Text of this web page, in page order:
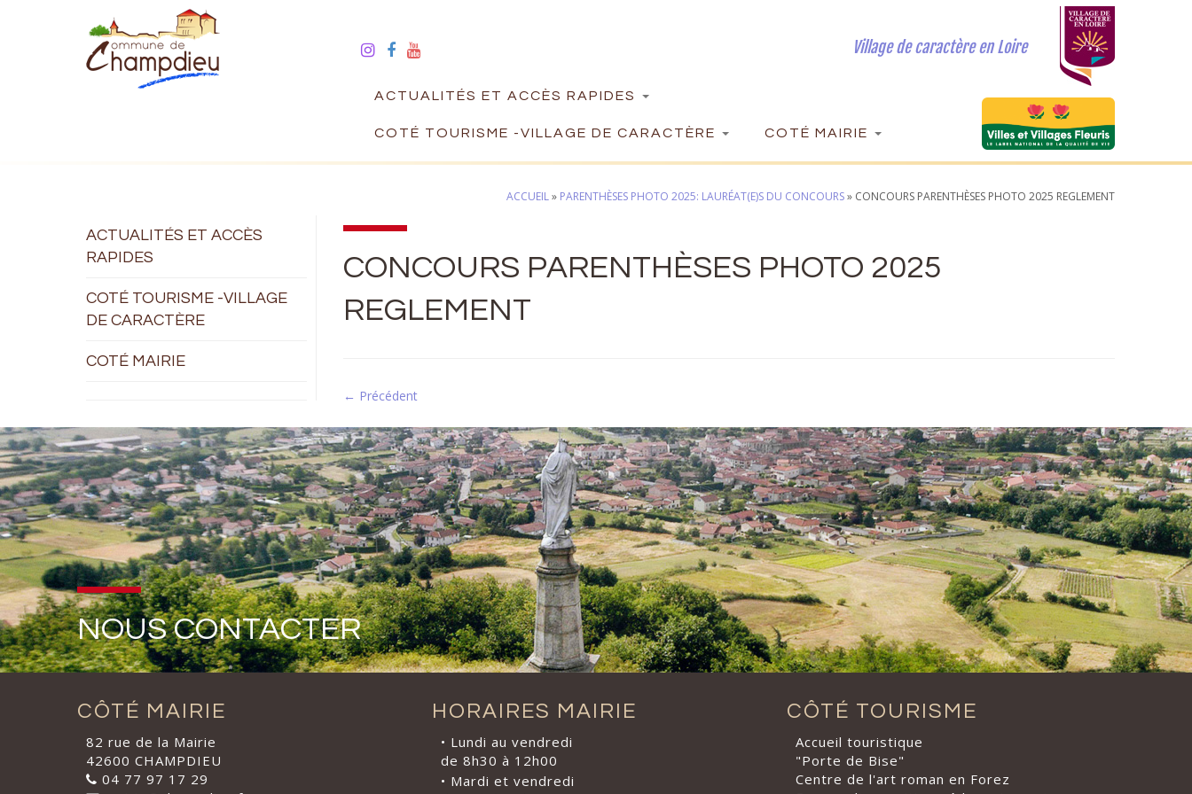
Village de caractère en Loire
ACTUALITÉS ET ACCÈS RAPIDES
COTÉ TOURISME -VILLAGE DE CARACTÈRE COTÉ MAIRIE
ACCUEIL» PARENTHÈSES PHOTO 2025: LAURÉAT(E)S DU CONCOURS» CONCOURS PARENTHÈSES PHOTO 2025 REGLEMENT
ACTUALITÉS ET ACCÈS
RAPIDES
COTÉ TOURISME -VILLAGE
DE CARACTÈRE
COTÉ MAIRIE
CONCOURS PARENTHÈSES PHOTO 2025
REGLEMENT
← Précédent
NOUS CONTACTER
CÔTÉ MAIRIE
82 rue de la Mairie
42600 CHAMPDIEU
04 77 97 17 29
HORAIRES MAIRIE
• Lundi au vendredi
de 8h30 à 12h00
• Mardi et vendredi
CÔTÉ TOURISME
Accueil touristique
"Porte de Bise"
Centre de l'art roman en Forez